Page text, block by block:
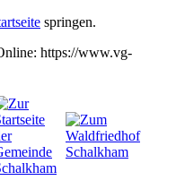
springen.
https://www.vg-